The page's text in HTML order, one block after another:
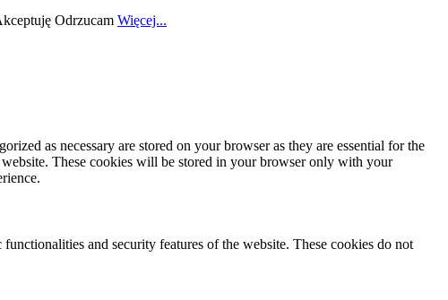
Odrzucam Więcej...
as necessary are stored on your browser as they are essential for the
These cookies will be stored in your browser only with your
and security features of the website. These cookies do not